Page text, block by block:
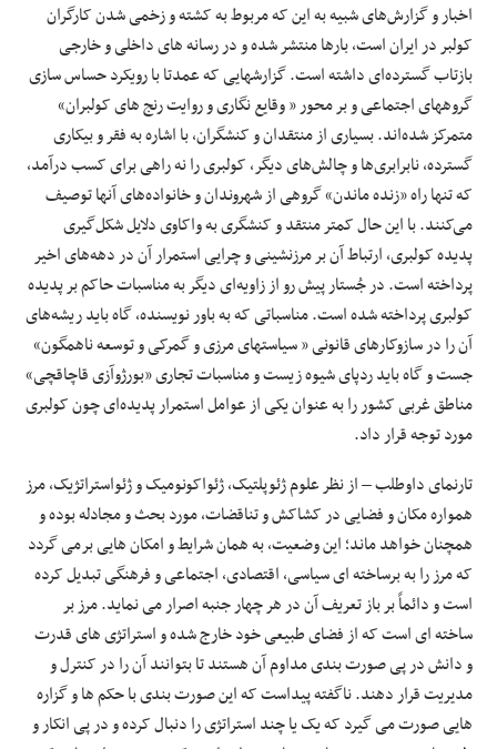
اخبار و گزارش‌های شبیه به این که مربوط به کشته‌ و زخمی شدن کارگران
کولبر در ایران است، بارها منتشر شده و در رسانه های داخلی و خارجی
بازتاب گسترده‌ای داشته ‌است. گزارشهایی که عمدتا با رویکرد حساس سازی
گروههای اجتماعی و بر محور « وقایع نگاری و روایت رنج های کولبران»
متمرکز شده‌اند. بسیاری از منتقدان و کنشگران، با اشاره به فقر و بیکاری
گسترده، نابرابری‌ها و چالش‌های دیگر، کولبری را نه راهی برای کسب درآمد،
که تنها راه «زنده‌ ماندن» گروهی از شهروندان و خانواده‌های آنها توصیف
می‌کنند. با این حال کمتر منتقد و کنشگری به واکاوی دلایل شکل‌گیری
پدیده کولبری، ارتباط آن بر مرزنشینی و چرایی استمرار آن در دهه‌های اخیر
پرداخته است. در جُستار پیش رو از زاویه‌ای دیگر به مناسبات حاکم بر پدیده
کولبری پرداخته شده است. مناسباتی که به باور نویسنده، گاه باید ریشه‌های
آن را در سازوکارهای قانونی « سیاستهای مرزی و گمرکی و توسعه ناهمگون»
جست و گاه باید ردپای شیوه زیست و مناسبات تجاری «بورژوآزی قاچاقچی»
مناطق غربی کشور را به عنوان یکی از عوامل استمرار پدیده‌ای چون کولبری
مورد توجه قرار داد.
تارنمای داوطلب – از نظر علوم ژئوپلتیک، ژئواکونومیک و ژئواستراتژیک، مرز
همواره مکان و فضایی در کشاکش و تناقضات، مورد بحث و مجادله بوده و
همچنان خواهد ماند؛ این وضعیت، به همان شرایط و امکان هایی برمی گردد
که مرز را به برساخته ای سیاسی، اقتصادی، اجتماعی و فرهنگی تبدیل کرده
است و دائماً بر باز تعریف آن در هر چهار جنبه اصرار می نماید. مرز بر
ساخته ای است که از فضای طبیعی خود خارج شده و استراتژی های قدرت
و دانش در پی صورت بندی مداوم آن هستند تا بتوانند آن را در کنترل و
مدیریت قرار دهند. ناگفته پیداست که این صورت بندی با حکم ها و گزاره
هایی صورت می گیرد که یک یا چند استراتژی را دنبال کرده و در پی انکار و